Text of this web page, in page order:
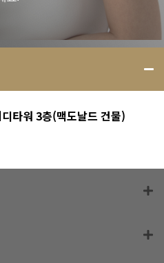
타워 3층(맥도날드 건물)